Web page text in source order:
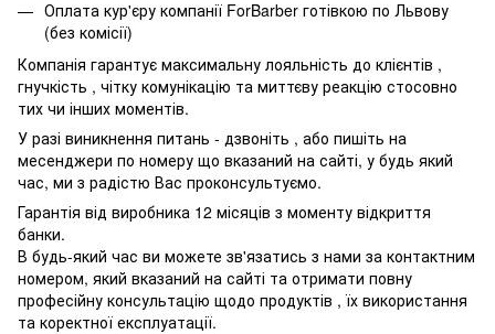
Оплата кур'єру компанії ForBarber готівкою по Львову
(без комісії)
Компанія гарантує максимальну лояльність до клієнтів ,
гнучкість , чітку комунікацію та миттєву реакцію стосовно
тих чи інших моментів.
У разі виникнення питань - дзвоніть , або пишіть на
месенджери по номеру що вказаний на сайті, у будь який
час, ми з радістю Вас проконсультуємо.
Гарантія від виробника 12 місяців з моменту відкриття
банки.
В будь-який час ви можете зв'язатись з нами за контактним
номером, який вказаний на сайті та отримати повну
професійну консультацію щодо продуктів , їх використання
та коректної експлуатації.